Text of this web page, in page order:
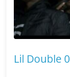
Lil Double 0